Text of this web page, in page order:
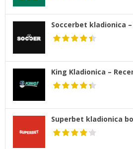
Soccerbet kladionica
King Kladionica –
Superbet kladionica